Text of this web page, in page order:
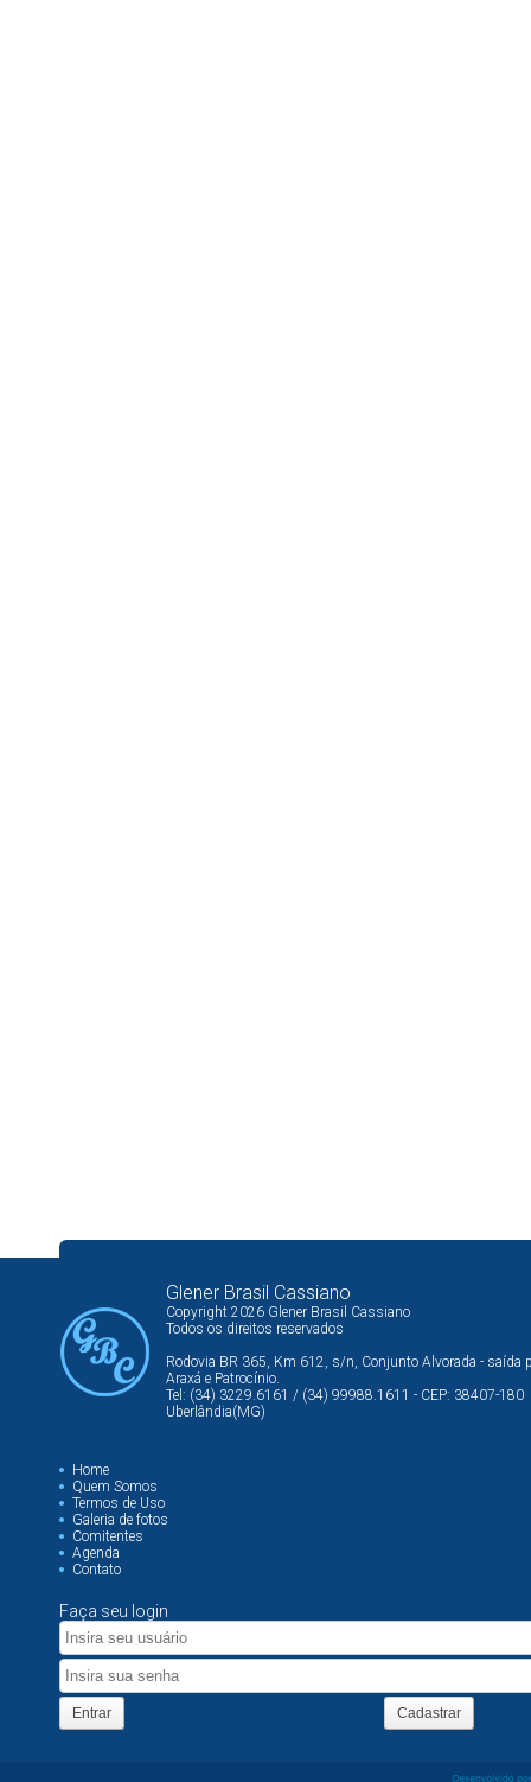
Glener Brasil Cassiano
Copyright 2026 Glener Brasil Cassiano
Todos os direitos reservados
Rodovia BR 365, Km 612, s/n, Conjunto Alvorada - saída
Araxá e Patrocínio.
Tel: (34) 3229.6161 / (34) 99988.1611 - CEP: 38407-180
Uberlândia(MG)
Home
Quem Somos
Termos de Uso
Galeria de fotos
Comitentes
Agenda
Contato
Faça seu login
Entrar Cadastrar